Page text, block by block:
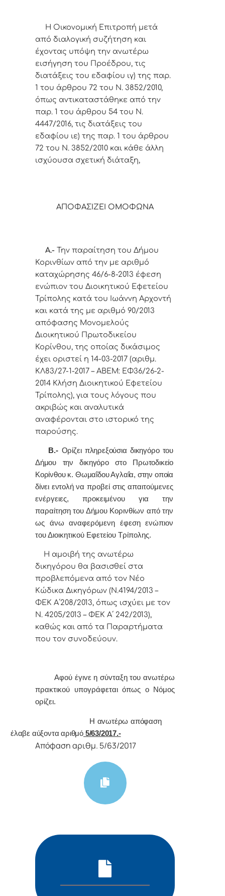
Η Οικονομική Επιτροπή μετά
από διαλογική συζήτηση και
έχοντας υπόψη την ανωτέρω
εισήγηση του Προέδρου, τις
διατάξεις του εδαφίου ιγ) της παρ.
1 του άρθρου 72 του Ν. 3852/2010,
όπως αντικαταστάθηκε από την
παρ. 1 του άρθρου 54 του Ν.
4447/2016, τις διατάξεις του
εδαφίου ιε) της παρ. 1 του άρθρου
72 του Ν. 3852/2010 και κάθε άλλη
ισχύουσα σχετική διάταξη,
ΑΠΟΦΑΣΙΖΕΙ ΟΜΟΦΩΝΑ
Α.- Την παραίτηση του Δήμου
Κορινθίων από την με αριθμό
καταχώρησης 46/6-8-2013 έφεση
ενώπιον του Διοικητικού Εφετείου
Τρίπολης κατά του Ιωάννη Αρχοντή
και κατά της με αριθμό 90/2013
απόφασης Μονομελούς
Διοικητικού Πρωτοδικείου
Κορίνθου, της οποίας δικάσιμος
έχει οριστεί η 14-03-2017 (αριθμ.
ΚΛ83/27-1-2017 – ΑΒΕΜ: ΕΦ36/26-2-
2014 Κλήση Διοικητικού Εφετείου
Τρίπολης), για τους λόγους που
ακριβώς και αναλυτικά
αναφέρονται στο ιστορικό της
παρούσης.
Β.- Ορίζει πληρεξούσια δικηγόρο του
Δήμου την δικηγόρο στο Πρωτοδικείο
Κορίνθου κ. Θωμαΐδου Αγλαΐα, στην οποία
δίνει εντολήνα προβεί στις απαιτούμενες
ενέργειες, προκειμένου για την
παραίτηση του Δήμου Κορινθίων από την
ως άνω αναφερόμενη έφεση ενώπιον
του Διοικητικού Εφετείου Τρίπολης.
Η αμοιβή της ανωτέρω
δικηγόρου θα βασισθεί στα
προβλεπόμενα από τον Νέο
Κώδικα Δικηγόρων (Ν.4194/2013 –
ΦΕΚ Α΄208/2013, όπως ισχύει με τον
Ν. 4205/2013 – ΦΕΚ Α΄ 242/2013),
καθώς και από τα Παραρτήματα
που τον συνοδεύουν.
Αφoύ έγιvε η σύvταξη τoυ αvωτέρω
πρακτικoύ υπoγράφεται όπως o Νόμoς
oρίζει.
Η αvωτέρω απόφαση
έλαβε αύξοντα αριθμό5/63/2017.-
Απόφαση αριθμ. 5/63/2017